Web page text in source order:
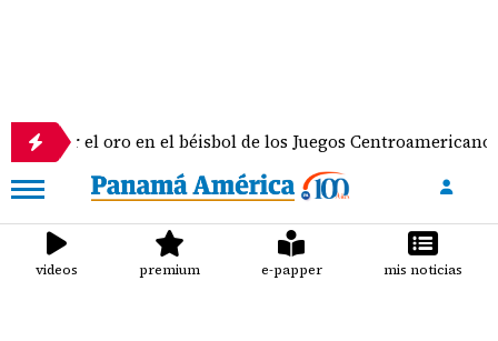
oro en el béisbol de los Juegos Centroamericanos y del
videos premium e-papper mis noticias